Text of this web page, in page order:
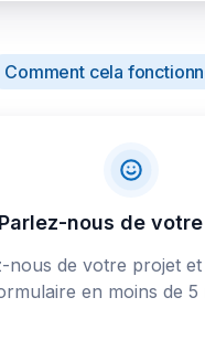
Comment cela
Parlez-nous de
nous de votre projet
en moins de 5